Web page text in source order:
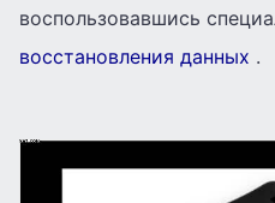
воспользовавшись
восстановления данных .